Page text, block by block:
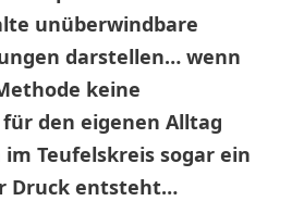
unüberwindbare
darstellen… wenn
keine
den eigenen Alltag
Teufelskreis sogar ein
Druck entsteht…